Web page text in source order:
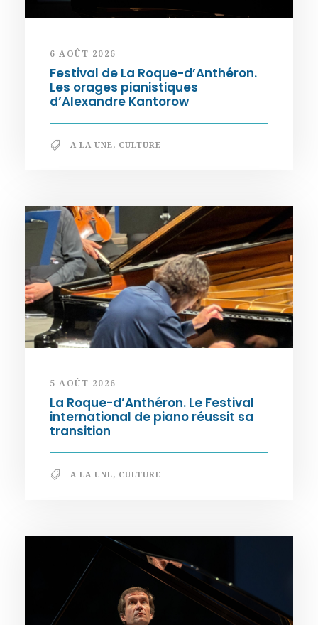
6 AOÛT 2026
Festival de La Roque-d’Anthéron.
Les orages pianistiques
d’Alexandre Kantorow
A LA UNE, CULTURE
5 AOÛT 2026
La Roque-d’Anthéron. Le Festival
international de piano réussit sa
transition
A LA UNE, CULTURE